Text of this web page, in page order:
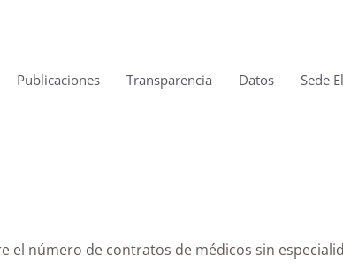
Publicaciones Transparencia Datos Sede
el número de contratos de médicos sin